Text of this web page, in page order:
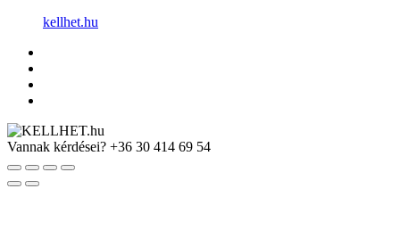
kellhet.hu
Vannak kérdései? +36 30 414 69 54